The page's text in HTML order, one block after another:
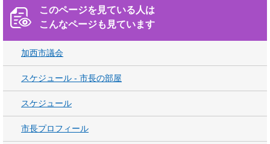
このページを見ている人は
こんなページも見ています
加西市議会
スケジュール - 市長の部屋
スケジュール
市長プロフィール